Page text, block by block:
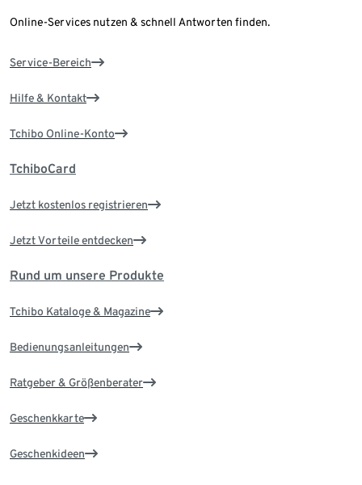
Online-Services nutzen & schnell Antworten finden.
Service-Bereich
Hilfe & Kontakt
Tchibo Online-Konto
TchiboCard
Jetzt kostenlos registrieren
Jetzt Vorteile entdecken
Rund um unsere Produkte
Tchibo Kataloge & Magazine
Bedienungsanleitungen
Ratgeber & Größenberater
Geschenkkarte
Geschenkideen